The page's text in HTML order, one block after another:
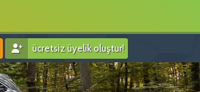
ücretsiz üyelik oluştur!